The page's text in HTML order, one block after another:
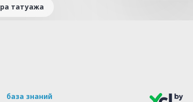
татуажа
база знаний